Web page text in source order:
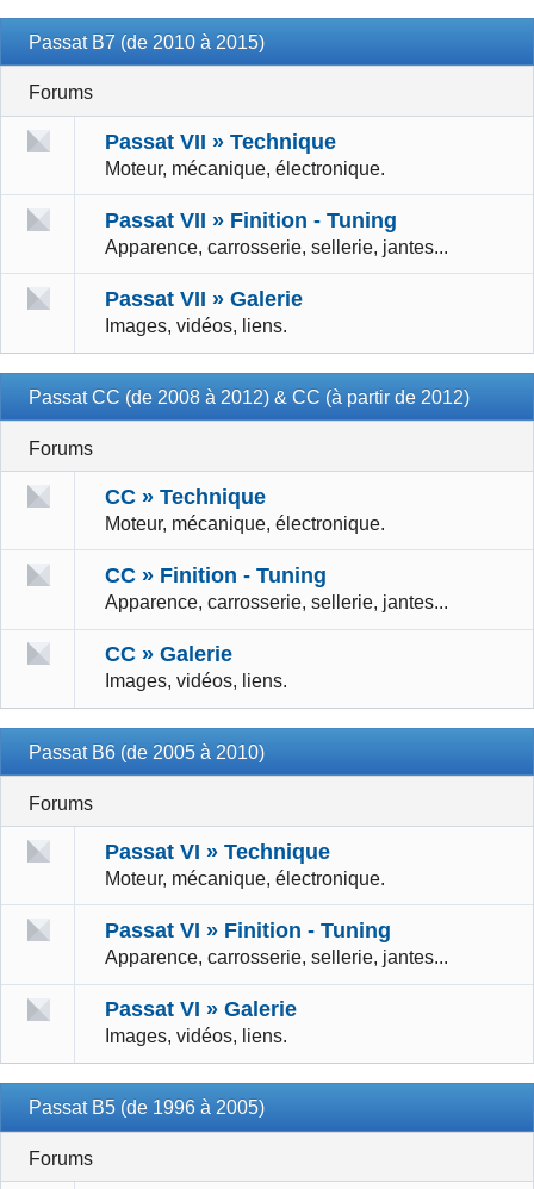
Passat B7 (de 2010 à 2015)
Forums
Passat VII » Technique
Moteur, mécanique, électronique.
Passat VII » Finition - Tuning
Apparence, carrosserie, sellerie, jantes...
Passat VII » Galerie
Images, vidéos, liens.
Passat CC (de 2008 à 2012) & CC (à partir de 2012)
Forums
CC » Technique
Moteur, mécanique, électronique.
CC » Finition - Tuning
Apparence, carrosserie, sellerie, jantes...
CC » Galerie
Images, vidéos, liens.
Passat B6 (de 2005 à 2010)
Forums
Passat VI » Technique
Moteur, mécanique, électronique.
Passat VI » Finition - Tuning
Apparence, carrosserie, sellerie, jantes...
Passat VI » Galerie
Images, vidéos, liens.
Passat B5 (de 1996 à 2005)
Forums